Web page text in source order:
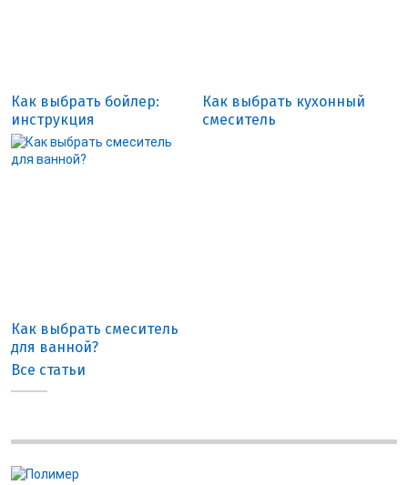
Как выбрать бойлер:
инструкция
Как выбрать кухонный
смеситель
Как выбрать смеситель
для ванной?
Все статьи